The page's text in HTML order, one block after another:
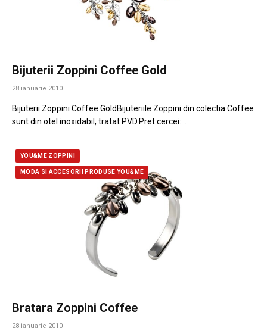
Bijuterii Zoppini Coffee Gold
28 ianuarie 2010
Bijuterii Zoppini Coffee GoldBijuteriile Zoppini din colectia Coffee
sunt din otel inoxidabil, tratat PVD.Pret cercei:…
YOU&ME ZOPPINI
MODA SI ACCESORII PRODUSE YOU&ME
Bratara Zoppini Coffee
28 ianuarie 2010